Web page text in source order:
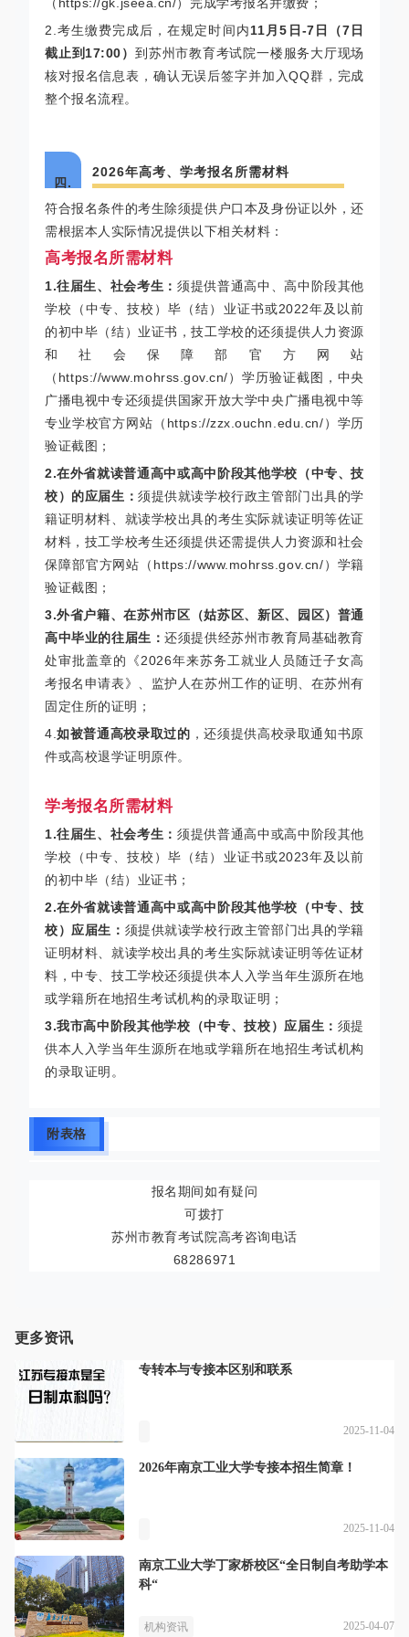
2.考生缴费完成后，在规定时间内11月5日-7日（7日
截止到17:00）到苏州市教育考试院一楼服务大厅现场
核对报名信息表，确认无误后签字并加入QQ群，完成
整个报名流程。
四.
2026年高考、学考报名所需材料
符合报名条件的考生除须提供户口本及身份证以外，还
需根据本人实际情况提供以下相关材料：
高考报名所需材料
1.往届生、社会考生：须提供普通高中、高中阶段其他
学校（中专、技校）毕（结）业证书或2022年及以前
的初中毕（结）业证书，技工学校的还须提供人力资源
和社会保障部官方网站
（https://www.mohrss.gov.cn/）学历验证截图，中央
广播电视中专还须提供国家开放大学中央广播电视中等
专业学校官方网站（https://zzx.ouchn.edu.cn/）学历
验证截图；
2.在外省就读普通高中或高中阶段其他学校（中专、技
校）的应届生：须提供就读学校行政主管部门出具的学
籍证明材料、就读学校出具的考生实际就读证明等佐证
材料，技工学校考生还须提供还需提供人力资源和社会
保障部官方网站（https://www.mohrss.gov.cn/）学籍
验证截图；
3.外省户籍、在苏州市区（姑苏区、新区、园区）普通
高中毕业的往届生：还须提供经苏州市教育局基础教育
处审批盖章的《2026年来苏务工就业人员随迁子女高
考报名申请表》、监护人在苏州工作的证明、在苏州有
固定住所的证明；
4.如被普通高校录取过的 ，还须提供高校录取通知书原
件或高校退学证明原件。
学考报名所需材料
1.往届生、社会考生：须提供普通高中或高中阶段其他
学校（中专、技校）毕（结）业证书或2023年及以前
的初中毕（结）业证书；
2.在外省就读普通高中或高中阶段其他学校（中专、技
校）应届生： 须提供就读学校行政主管部门出具的学籍
证明材料、就读学校出具的考生实际就读证明等佐证材
料，中专、技工学校还须提供本人入学当年生源所在地
或学籍所在地招生考试机构的录取证明；
3.我市高中阶段其他学校（中专、技校）应届生： 须提
供本人入学当年生源所在地或学籍所在地招生考试机构
的录取证明。
附表格
报名期间如有疑问
可拨打
苏州市教育考试院高考咨询电话
68286971
更多资讯
专转本与专接本区别和联系
2025-11-04
2026年南京工业大学专接本招生简章！
2025-11-04
南京工业大学丁家桥校区“全日制自考助学本
科“
机构资讯 2025-04-07